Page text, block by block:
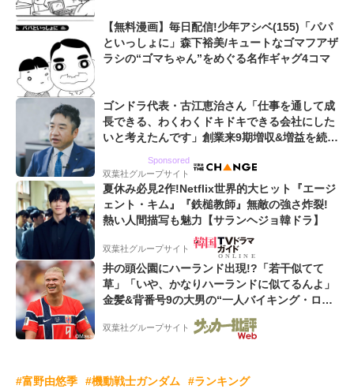
【無料漫画】毎日配信!少年アシベ(155)「パパ
といっしょに」森下裕美/キュートなゴマフアザ
ラシの“ゴマちゃん”をめぐる名作ギャグ4コマ
ゴンドラ代表・古江恵治さん「仕事を通して成
長できる、わくわくドキドキできる会社にした
いと考えたんです」創業来9期増収&増益を続け
Sponsored
双葉社グループサイト
夏休み必見2作!Netflix世界的大ヒット『エージ
ェント・キム』『鉄槌教師』無敵の強さ炸裂!
熱い人間描写も魅力【サランヘジョ韓ドラ】
双葉社グループサイト
井の頭公園にハーランド出現!?「若干似てて
草」「いや、かなりハーランドに似てるんよ」
金髪&背番号9の大男の“一人バイキング・ロ
ー”映像が話題!「元気をもらった」
双葉社グループサイト
#富野由悠季 #機動戦士ガンダム #ランキング